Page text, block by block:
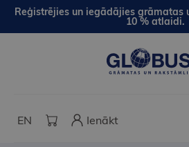
Reģistrējies un iegādājies grāmatas
10 % atlaidi.
EN Ienākt